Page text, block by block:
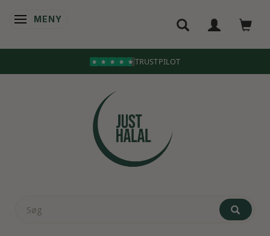
ÄNDRA NAVIGERING
MENY
TRUSTPILOT